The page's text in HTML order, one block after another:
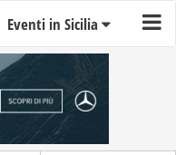
Eventi in Sicilia